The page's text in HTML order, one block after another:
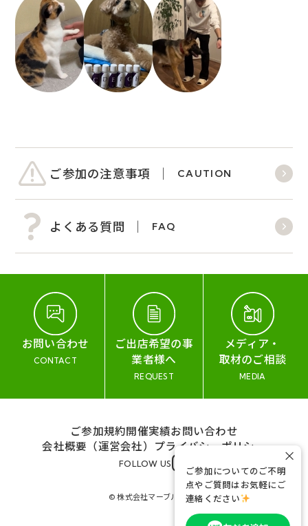
ご参加の注意事項 CAUTION
よくある質問 FAQ
お問い合わせ
CONTACT
ご出店希望の事
業者様へ
REQUEST
メディア・
取材のご相談
MEDIA
ご参加規約開催実績お問い合わせ
会社概要（運営会社） プライバシーポリシー
FOLLOW US
© 株式会社マーブル&コー
ご参加についてのご不明
点やご質問はお気軽にご
連絡ください
×